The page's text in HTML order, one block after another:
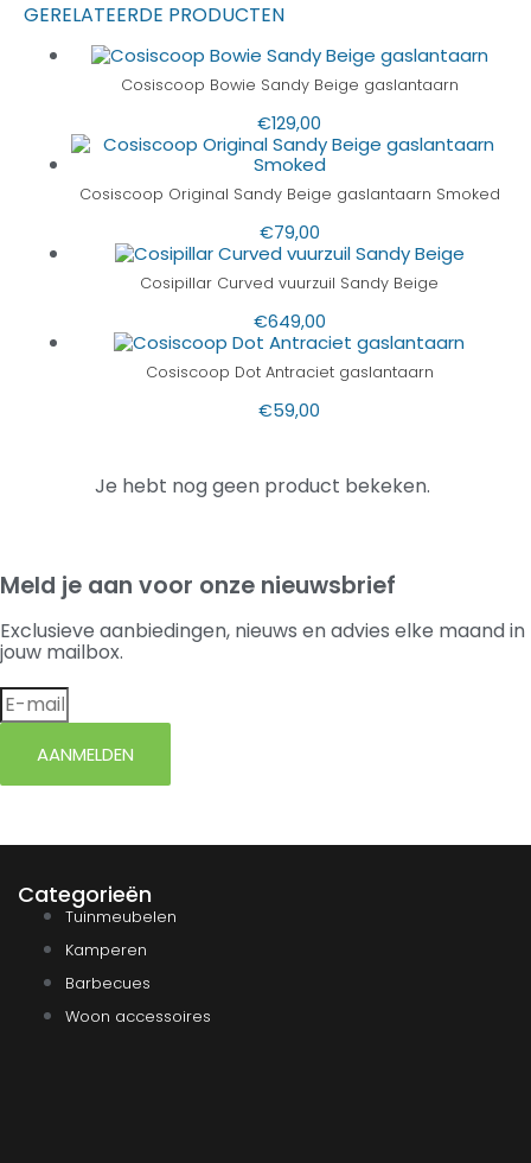
GERELATEERDE PRODUCTEN
Cosiscoop Bowie Sandy Beige gaslantaarn
€129,00
Cosiscoop Original Sandy Beige gaslantaarn Smoked
€79,00
Cosipillar Curved vuurzuil Sandy Beige
€649,00
Cosiscoop Dot Antraciet gaslantaarn
€59,00
Je hebt nog geen product bekeken.
Meld je aan voor onze nieuwsbrief
Exclusieve aanbiedingen, nieuws en advies elke maand in
jouw mailbox.
AANMELDEN
Categorieën
Tuinmeubelen
Kamperen
Barbecues
Woon accessoires